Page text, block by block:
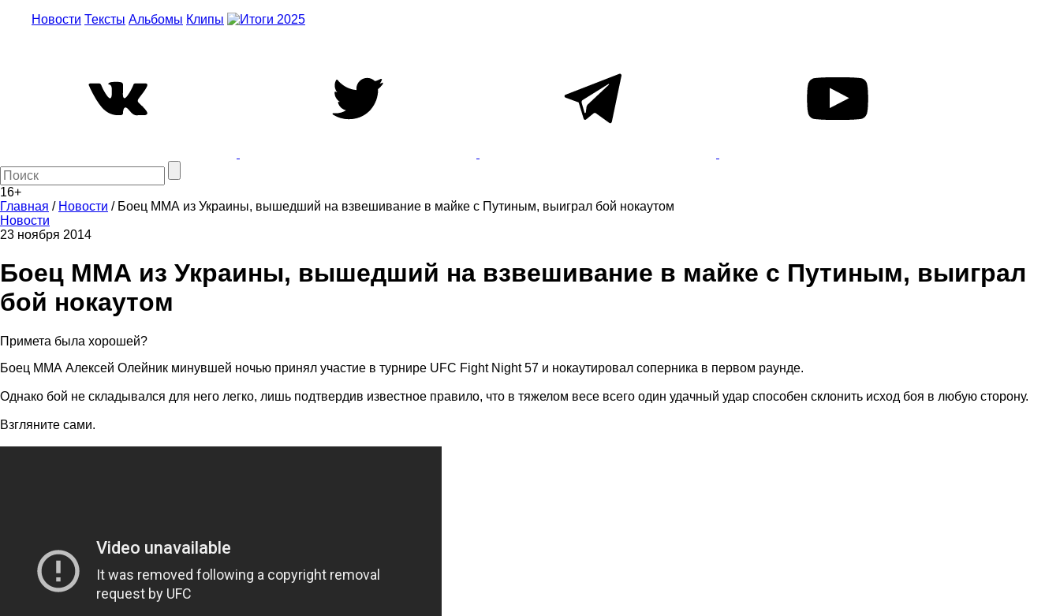
Новости Тексты Альбомы Клипы
16+
Главная / Новости / Боец ММА из Украины, вышедший на взвешивание в майке с Путиным, выиграл бой нокаутом
Новости
23 ноября 2014
Боец ММА из Украины, вышедший на взвешивание в майке с Путиным, выиграл
бой нокаутом
Примета была хорошей?
Боец ММА Алексей Олейник минувшей ночью принял участие в турнире UFC Fight Night 57 и нокаутировал соперника в первом раунде.
Однако бой не складывался для него легко, лишь подтвердив известное правило, что в тяжелом весе всего один удачный удар способен склонить исход боя в любую сторону.
Взгляните сами.